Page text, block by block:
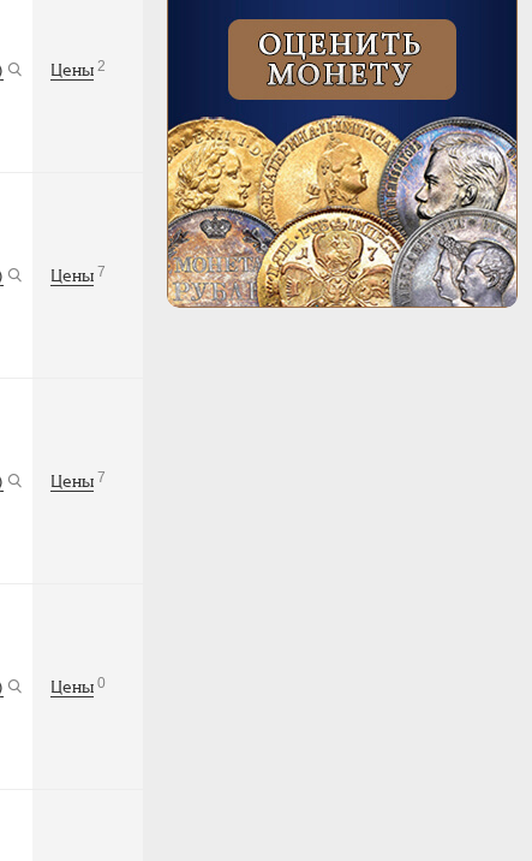
Цены 2
Цены 7
Цены 7
Цены 0